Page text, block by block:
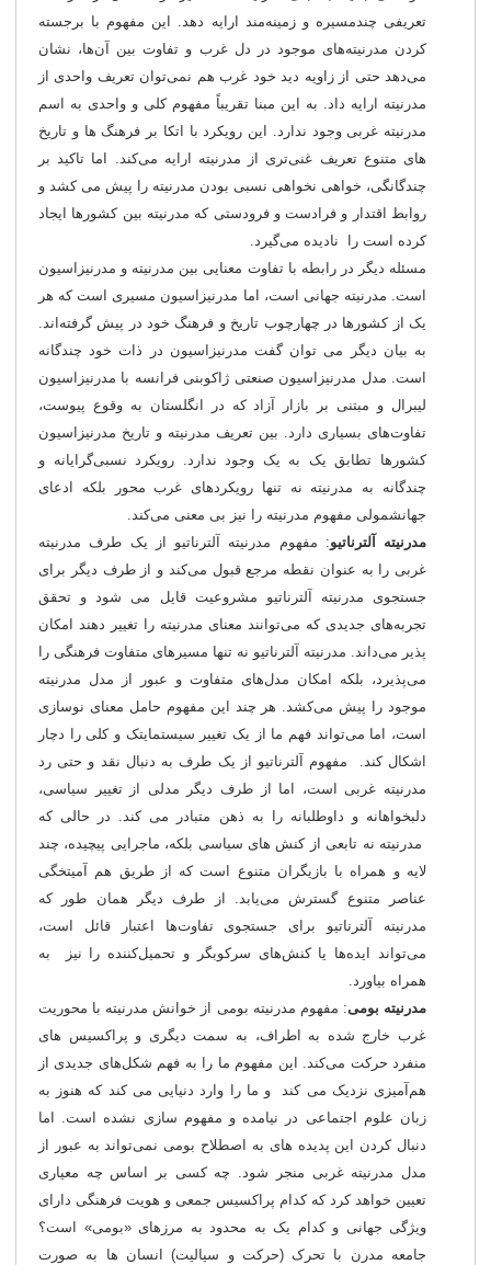
تعریفی چندمسیره و زمینه‌مند ارایه دهد. این مفهوم با برجسته
کردن مدرنیته‌های موجود در دل غرب و تفاوت بین آن‌ها، نشان
می‌دهد حتی از زاویه دید خود غرب هم نمی‌توان تعریف واحدی از
مدرنیته ارایه داد. به این مبنا تقریباً مفهوم کلی و واحدی به اسم
مدرنیته غربی وجود ندارد. این رویکرد با اتکا بر فرهنگ ها و تاریخ
های متنوع تعریف غنی‌تری از مدرنیته ارایه می‌کند. اما تاکید بر
چندگانگی، خواهی نخواهی نسبی بودن مدرنیته را پیش می کشد و
روابط اقتدار و فرادست و فرودستی که مدرنیته بین کشورها ایجاد
کرده است را نادیده می‌گیرد.
مسئله دیگر در رابطه با تفاوت معنایی بین مدرنیته و مدرنیزاسیون
است. مدرنیته جهانی است، اما مدرنیزاسیون مسیری است که هر
یک از کشورها در چهارچوب تاریخ و فرهنگ خود در پیش گرفته‌اند.
به بیان دیگر می توان گفت مدرنیزاسیون در ذات خود چندگانه
است. مدل مدرنیزاسیون صنعتی ژاکوبنی فرانسه با مدرنیزاسیون
لیبرال و مبتنی بر بازار آزاد که در انگلستان به وقوع پیوست،
تفاوت‌های بسیاری دارد. بین تعریف مدرنیته و تاریخ مدرنیزاسیون
کشورها تطابق یک به یک وجود ندارد. رویکرد نسبی‌گرایانه و
چندگانه به مدرنیته نه تنها رویکردهای غرب محور بلکه ادعای
جهانشمولی مفهوم مدرنیته را نیز بی معنی می‌کند.
مدرنیته آلترناتیو: مفهوم مدرنیته آلترناتیو از یک طرف مدرنیته
غربی را به عنوان نقطه مرجع قبول می‌کند و از طرف دیگر برای
جستجوی مدرنیته آلترناتیو مشروعیت قایل می شود و تحقق
تجربه‌های جدیدی که می‌توانند معنای مدرنیته را تغییر دهند امکان
پذیر می‌داند. مدرنیته آلترناتیو نه تنها مسیرهای متفاوت فرهنگی را
می‌پذیرد، بلکه امکان مدل‌های متفاوت و عبور از مدل مدرنیته
موجود را پیش می‌کشد. هر چند این مفهوم حامل معنای نوسازی
است، اما می‌تواند فهم ما از یک تغییر سیستمایتک و کلی را دچار
اشکال کند. مفهوم آلترناتیو از یک طرف به دنبال نقد و حتی رد
مدرنیته غربی است، اما از طرف دیگر مدلی از تغییر سیاسی،
دلبخواهانه و داوطلبانه را به ذهن متبادر می کند. در حالی که
مدرنیته نه تابعی از کنش های سیاسی بلکه، ماجرایی پیچیده، چند
لایه و همراه با بازیگران متنوع است که از طریق هم آمیتخگی
عناصر متنوع گسترش می‌یابد. از طرف دیگر همان طور که
مدرنیته آلترناتیو برای جستجوی تفاوت‌ها اعتبار قائل است،
می‌تواند ایده‌ها یا کنش‌های سرکوبگر و تحمیل‌کننده را نیز به
همراه بیاورد.
مدرنیته بومی: مفهوم مدرنیته بومی از خوانش مدرنیته با محوریت
غرب خارج شده به اطراف، به سمت دیگری و پراکسیس های
منفرد حرکت می‌کند. این مفهوم ما را به فهم شکل‌های جدیدی از
هم‌آمیزی نزدیک می کند و ما را وارد دنیایی می کند که هنوز به
زبان علوم اجتماعی در نیامده و مفهوم سازی نشده است. اما
دنبال کردن این پدیده های به اصطلاح بومی نمی‌تواند به عبور از
مدل مدرنیته غربی منجر شود. چه کسی بر اساس چه معیاری
تعیین خواهد کرد که کدام پراکسیس جمعی و هویت فرهنگی دارای
ویژگی جهانی و کدام یک به محدود به مرزهای «بومی» است؟
جامعه مدرن با تحرک (حرکت و سیالیت) انسان ها به صورت